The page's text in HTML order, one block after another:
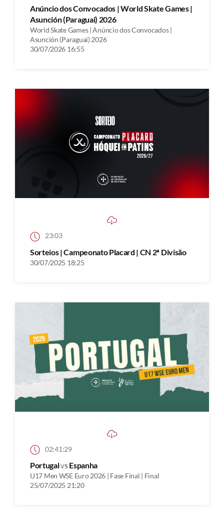
Anúncio dos Convocados | World Skate Games |
Asunción (Paraguai) 2026
World Skate Games | Anúncio dos Convocados |
Asunción (Paraguai) 2026
30/07/2026 16:55
23:03
Sorteios | Campeonato Placard | CN 2ª Divisão
30/07/2025 18:25
02:41:29
Portugalvs Espanha
U17 Men WSE Euro 2026 | Fase Final | Final
25/07/2025 21:20